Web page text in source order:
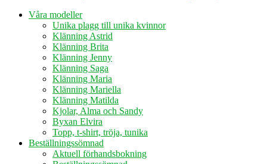
Våra modeller
Unika plagg till unika kvinnor
Klänning Astrid
Klänning Brita
Klänning Jenny
Klänning Saga
Klänning Maria
Klänning Mariella
Klänning Matilda
Kjolar, Alma och Sandy
Byxan Elvira
Topp, t-shirt, tröja, tunika
Beställningssömnad
Aktuell förhandsbokning